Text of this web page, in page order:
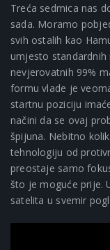
Treća sedmica nas
sada. Moramo
svih ostalih kao
umjesto standardnih
nevjerovatnih 99%
formu vlade je
startnu poziciju
načini da se ovaj
špijuna. Nebitno
tehnologiju od
preostaje samo
što je moguće prije.
satelita u svemir